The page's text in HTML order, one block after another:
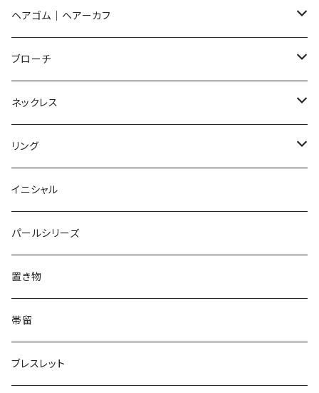
イヤリング
ノンホールピアス
ヘアゴム
ブローチ
ネックレス
リング
ピアス
Flower
Dot
てんとう虫
pattern
ノンホールピアス
Flower
Dot
Bubble
Animal
イヤリング
Flower
Round
Triangle
ヘアゴム｜ヘアーカフ
Flower
Round
Square
てんとう虫
Animal
うさぎ
パンダ
鏡
Pattern
マーメイド
ブローチ
Flower
Animal
猫
犬
Lips
鏡
Pattern
house
bag
ネックレス
Flower
Animal
てんとう虫
Food
Pattern
ガラス
リング
Flower
Round
てんとう虫
animal
lip
イニシャル
パールシリーズ
置き物
帯留
ブレスレット